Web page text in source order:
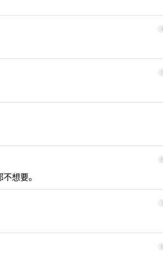
4
5
6
想要。
7
8